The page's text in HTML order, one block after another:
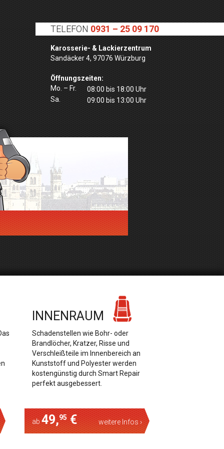
TELEFON 0931 – 25 09 170
Karosserie- & Lackierzentrum
Sandäcker 4, 97076 Würzburg
Öffnungszeiten:
Mo. – Fr.
08:00 bis 18:00 Uhr
Sa.
09:00 bis 13:00 Uhr
INNENRAUM
Schadenstellen wie Bohr- oder
Brandlöcher, Kratzer, Risse und
Verschleißteile im Innenbereich an
Kunststoff und Polyester werden
kostengünstig durch Smart Repair
perfekt ausgebessert.
ab49,95€ weitere Infos ›